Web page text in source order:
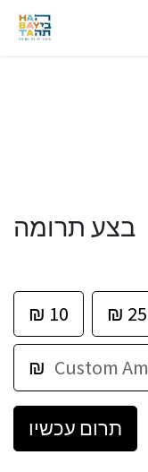
בצע תרומה
₪ 10 ₪ 25
₪
תרום עכשיו